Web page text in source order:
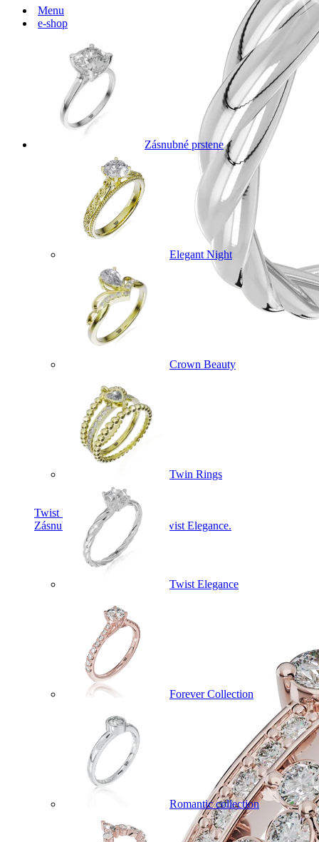
Twist Elegance
Zásnubné prstne z kolekcie Twist Elegance.
Menu
e-shop
Zásnubné prstene
Elegant Night
Crown Beauty
Twin Rings
Twist Elegance
Forever Collection
Romantic collection